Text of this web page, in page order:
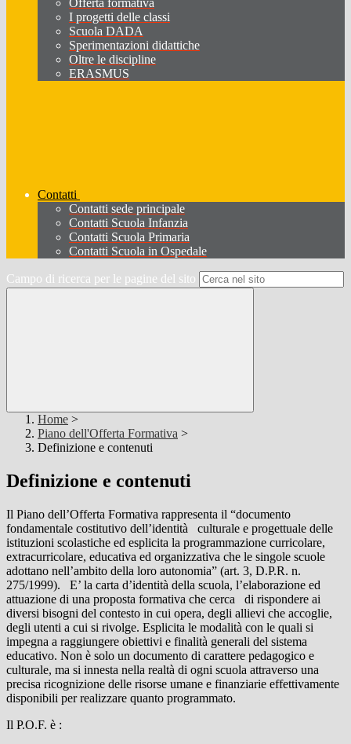
Offerta formativa
I progetti delle classi
Scuola DADA
Sperimentazioni didattiche
Oltre le discipline
ERASMUS
Contatti
Contatti sede principale
Contatti Scuola Infanzia
Contatti Scuola Primaria
Contatti Scuola in Ospedale
Campo di ricerca per le pagine del sito
Home >
Piano dell'Offerta Formativa >
Definizione e contenuti
Definizione e contenuti
Il Piano dell’Offerta Formativa rappresenta il “documento
fondamentale costitutivo dell’identità culturale e progettuale delle
istituzioni scolastiche ed esplicita la programmazione curricolare,
extracurricolare, educativa ed organizzativa che le singole scuole
adottano nell’ambito della loro autonomia” (art. 3, D.P.R. n.
275/1999). E’ la carta d’identità della scuola, l’elaborazione ed
attuazione di una proposta formativa che cerca di rispondere ai
diversi bisogni del contesto in cui opera, degli allievi che accoglie,
degli utenti a cui si rivolge. Esplicita le modalità con le quali si
impegna a raggiungere obiettivi e finalità generali del sistema
educativo. Non è solo un documento di carattere pedagogico e
culturale, ma si innesta nella realtà di ogni scuola attraverso una
precisa ricognizione delle risorse umane e finanziarie effettivamente
disponibili per realizzare quanto programmato.
Il P.O.F. è :